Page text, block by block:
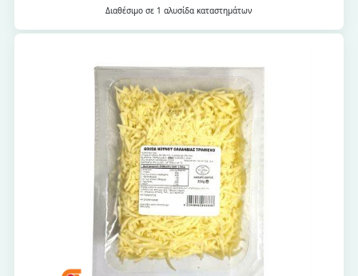
Διαθέσιμο σε 1 αλυσίδα καταστημάτων